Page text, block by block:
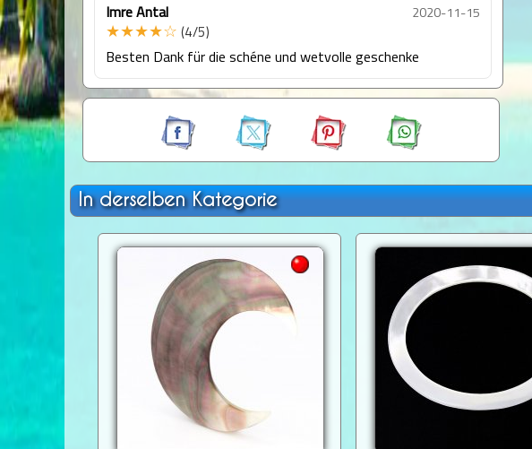
Imre Antal 2020-11-15
★★★★☆ (4/5)
Besten Dank für die schéne und wetvolle geschenke
In derselben Kategorie